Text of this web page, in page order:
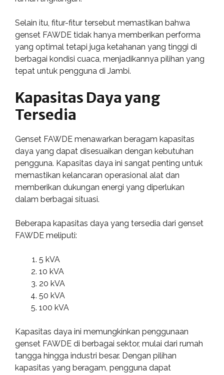
Selain itu, fitur-fitur tersebut memastikan bahwa
genset FAWDE tidak hanya memberikan performa
yang optimal tetapi juga ketahanan yang tinggi di
berbagai kondisi cuaca, menjadikannya pilihan yang
tepat untuk pengguna di Jambi.
Kapasitas Daya yang
Tersedia
Genset FAWDE menawarkan beragam kapasitas
daya yang dapat disesuaikan dengan kebutuhan
pengguna. Kapasitas daya ini sangat penting untuk
memastikan kelancaran operasional alat dan
memberikan dukungan energi yang diperlukan
dalam berbagai situasi.
Beberapa kapasitas daya yang tersedia dari genset
FAWDE meliputi:
5 kVA
10 kVA
20 kVA
50 kVA
100 kVA
Kapasitas daya ini memungkinkan penggunaan
genset FAWDE di berbagai sektor, mulai dari rumah
tangga hingga industri besar. Dengan pilihan
kapasitas yang beragam, pengguna dapat